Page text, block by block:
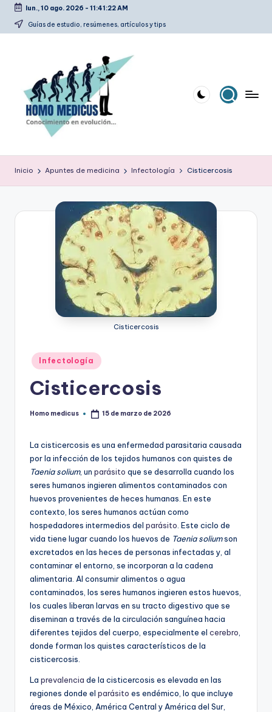
Saltar
lun., 10 ago. 2026 - 11:41:23 AM
Guías de estudio, resúmenes, artículos y tips
o
m
o
estudio,
Inicio Apuntes de medicina Infectología Cisticercosis
Cisticercosis
Publicado
en
Infectología
Cisticercosis
Publicado
Homo medicus 15 de marzo de 2026
La cisticercosis es una enfermedad parasitaria causada
por la infección de los tejidos humanos con quistes de
Taenia solium, un parásito que se desarrolla cuando los
seres humanos ingieren alimentos contaminados con
huevos provenientes de heces humanas. En este
contexto, los seres humanos actúan como
hospedadores intermedios del parásito . Este ciclo de
vida tiene lugar cuando los huevos de Taenia soliumson
excretados en las heces de personas infectadas y, al
contaminar el entorno, se incorporan a la cadena
alimentaria. Al consumir alimentos o agua
contaminados, los seres humanos ingieren estos huevos,
los cuales liberan larvas en su tracto digestivo que se
diseminan a través de la circulación sanguínea hacia
diferentes tejidos del cuerpo, especialmente el cerebro
donde forman los quistes característicos de la
cisticercosis.
La prevalencia de la cisticercosis es elevada en las
regiones donde el parásito es endémico, lo que incluye
áreas de México, América Central y América del Sur,